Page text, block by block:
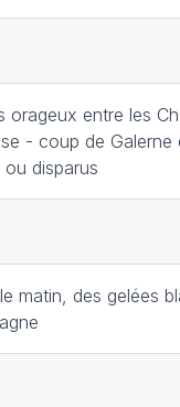
orageux entre les
- coup de
disparus
matin, des gelées